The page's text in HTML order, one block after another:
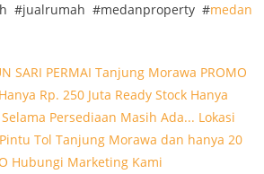
#jualrumah #medanproperty #medan